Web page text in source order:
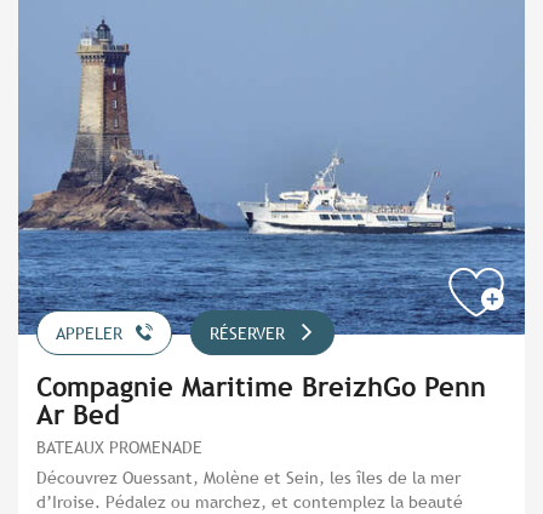
APPELER RÉSERVER
Compagnie Maritime BreizhGo Penn
Ar Bed
BATEAUX PROMENADE
Découvrez Ouessant, Molène et Sein, les îles de la mer
d’Iroise. Pédalez ou marchez, et contemplez la beauté